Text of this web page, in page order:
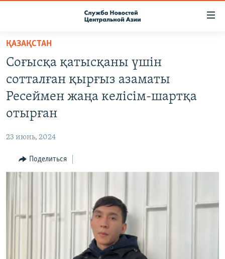
Вернуться
основному
содержанию
Вернутся
главной
Вернутся
поиску
ПОДПИСКА
КОНТАКТЫ
МИГРАНТ МЕДИА
ҚАЗАҚСТАН
Соғысқа қатысқаны үшін
сотталған қырғыз азаматы
Ресеймен жаңа келісім-шартқа
отырған
23 июнь, 2024
Поделиться